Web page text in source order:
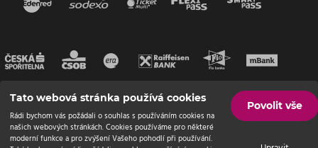
Tato webová stránka používá cookies
Rádi bychom vás požádali o souhlas s používáním cookies na
našich webových stránkách. Cookies používáme pro některé
moderní funkce a pro zvýšení Vašeho pohodlí při používání.
Povolit vše